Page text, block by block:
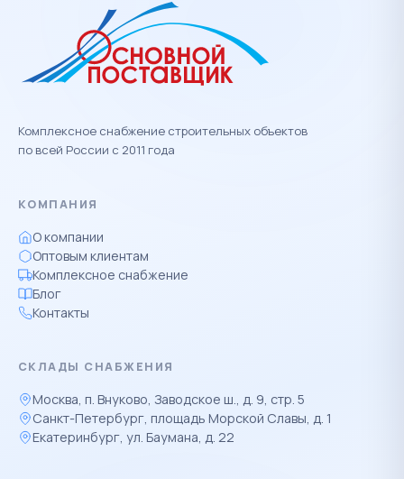
Комплексное снабжение строительных объектов
по всей России с 2011 года
КОМПАНИЯ
О компании
Оптовым клиентам
Комплексное снабжение
Блог
Контакты
СКЛАДЫ СНАБЖЕНИЯ
Москва, п. Внуково, Заводское ш., д. 9, стр. 5
Санкт-Петербург, площадь Морской Славы, д. 1
Екатеринбург, ул. Баумана, д. 22